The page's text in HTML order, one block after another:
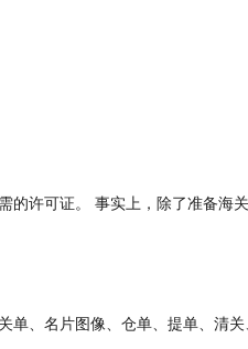
的许可证。 事实上，除了准备
单、名片图像、仓单、提单、清